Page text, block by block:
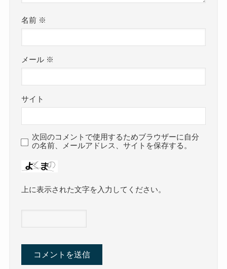
名前 ※
メール ※
サイト
次回のコメントで使用するためブラウザーに自分
の名前、メールアドレス、サイトを保存する。
上に表示された文字を入力してください。